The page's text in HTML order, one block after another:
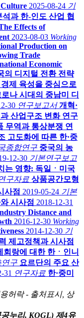
2025-08-24 기
과 한-인도 산업 협
Effects of
2023-08-03 Working
Production on
Trade
Economic
의 디지털 전환 전략
제 육성을 중심으로
나 시대의 중남미 디
30 연구보고서 개혁·
산업구조 변화 연구
무역과 통상분쟁 연
고도화에 따른 한·중
종합연구 중국의 농
12-30 기본연구보고
는 영향: 독일ㆍ미국
구자료 상품공간모형
사점 2019-05-24 기본
시사점 2018-12-31
Distance and
2016-12-30 Working
2014-12-30 기
제고정책과 시사점
회랑에 대한 한ㆍ인니
연구 요르단의 주요 산
31 연구자료 한·중미
누리, KOGL) 제4유